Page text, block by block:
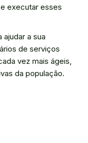
executar esses
ajudar a sua
de serviços
vez mais ágeis,
da população.